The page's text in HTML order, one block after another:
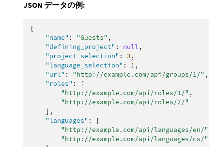
JSON データの例:
{
"name" : "Guests" ,
"defining_project" : null ,
"project_selection" : 3 ,
"language_selection" : 1 ,
"url" : "http://example.com/api/groups/1/" ,
"roles" :
[
"http://example.com/api/roles/1/" ,
"http://example.com/api/roles/2/"
],
"languages" :
[
"http://example.com/api/languages/en/"
"http://example.com/api/languages/cs/"